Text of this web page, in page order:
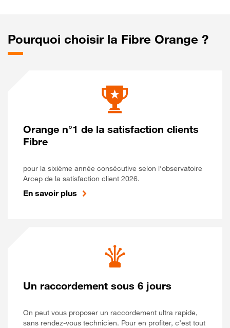
Pourquoi choisir la Fibre Orange ?
Orange n°1 de la satisfaction clients
Fibre
pour la sixième année consécutive selon l’observatoire
Arcep de la satisfaction client 2026.
En savoir plus
Un raccordement sous 6 jours
On peut vous proposer un raccordement ultra rapide,
sans rendez-vous technicien. Pour en profiter, c’est tout